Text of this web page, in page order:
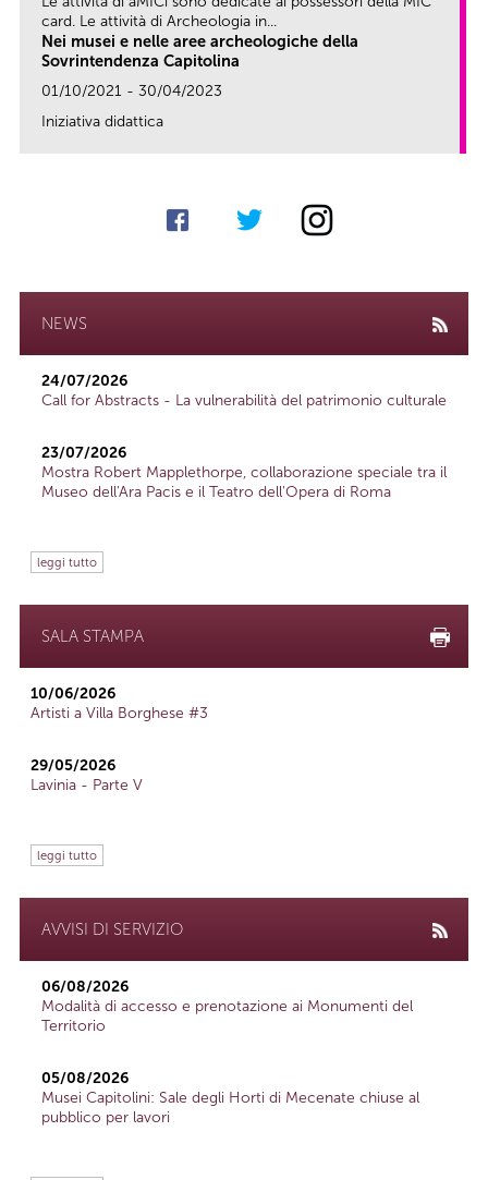
card. Le attività di Archeologia in...
Nei musei e nelle aree archeologiche della
Sovrintendenza Capitolina
01/10/2021 - 30/04/2023
Iniziativa didattica
NEWS
24/07/2026
Call for Abstracts - La vulnerabilità del patrimonio culturale
23/07/2026
Mostra Robert Mapplethorpe, collaborazione speciale tra il
Museo dell'Ara Pacis e il Teatro dell'Opera di Roma
leggi tutto
SALA STAMPA
10/06/2026
Artisti a Villa Borghese #3
29/05/2026
Lavinia - Parte V
leggi tutto
AVVISI DI SERVIZIO
06/08/2026
Modalità di accesso e prenotazione ai Monumenti del
Territorio
05/08/2026
Musei Capitolini: Sale degli Horti di Mecenate chiuse al
pubblico per lavori